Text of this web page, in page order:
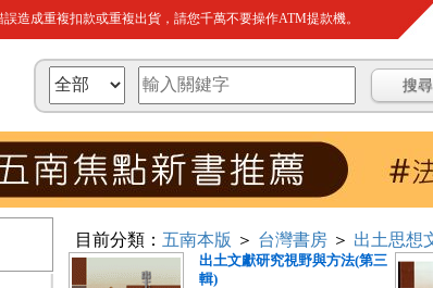
造成重複扣款或重複出貨，請您千萬不要操作ATM提款機。
目前分類： 五南本版 ＞ 台灣書房 ＞ 出土思想
出土文獻研究視野與方法(第三
輯)